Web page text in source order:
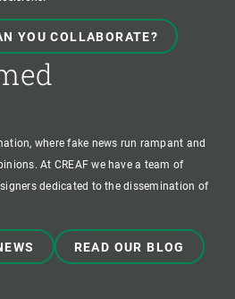
YOU COLLABORATE?
where fake news run rampant and
At CREAF we have a team of
dedicated to the dissemination of
READ OUR BLOG